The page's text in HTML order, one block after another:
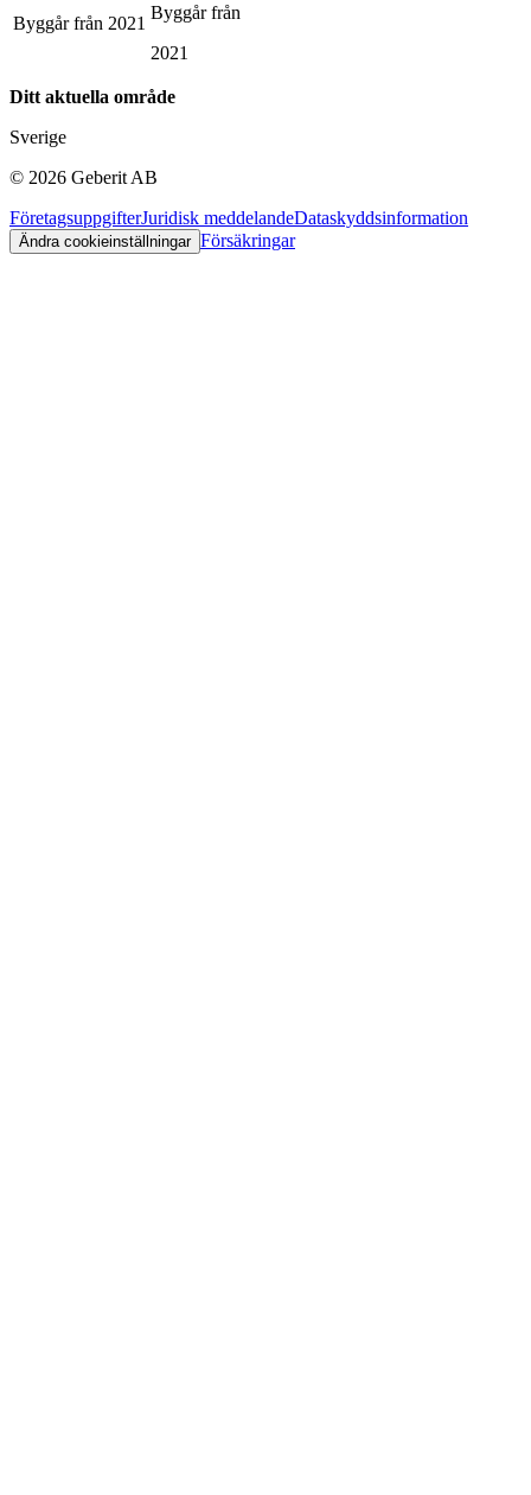
Byggår från 2021
Byggår från
2021
Ditt aktuella område
Sverige
© 2026 Geberit AB
FöretagsuppgifterJuridisk meddelandeDataskyddsinformation
Ändra cookieinställningar Försäkringar